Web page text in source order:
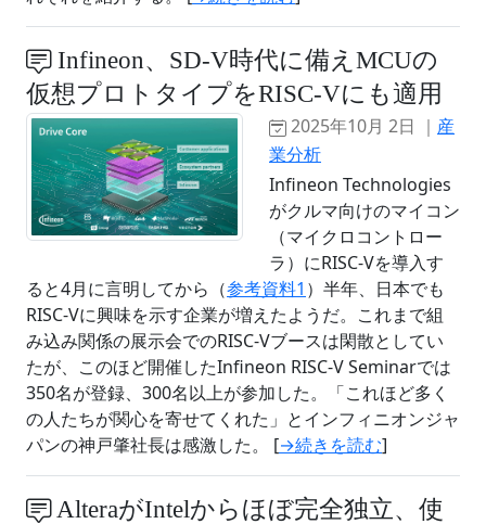
Infineon、SD-V時代に備えMCUの
仮想プロトタイプをRISC-Vにも適用
2025年10月 2日 ｜ 産
業分析
Infineon Technologies
がクルマ向けのマイコン
（マイクロコントロー
ラ）にRISC-Vを導入す
ると4月に言明してから（参考資料1 ）半年、日本でも
RISC-Vに興味を示す企業が増えたようだ。これまで組
み込み関係の展示会でのRISC-Vブースは閑散としてい
たが、このほど開催したInfineon RISC-V Seminarでは
350名が登録、300名以上が参加した。「これほど多く
の人たちが関心を寄せてくれた」とインフィニオンジャ
パンの神戸肇社長は感激した。 [→続きを読む]
AlteraがIntelからほぼ完全独立、使